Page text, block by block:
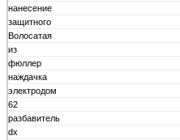
нанесение
защитного
Волосатая
из
фюллер
наждачка
электродом
62
разбавитель
dx